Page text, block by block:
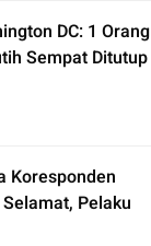
DC: 1 Orang
Sempat Ditutup
Koresponden
Pelaku